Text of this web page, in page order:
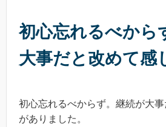
初心忘れるべから
大事だと改めて感
初心忘れるべからず。継続が大
がありました。